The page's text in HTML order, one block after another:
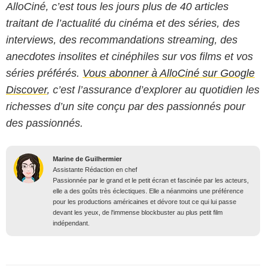
AlloCiné, c’est tous les jours plus de 40 articles
traitant de l’actualité du cinéma et des séries, des
interviews, des recommandations streaming, des
anecdotes insolites et cinéphiles sur vos films et vos
séries préférés. Vous abonner à AlloCiné sur Google
Discover, c’est l’assurance d’explorer au quotidien les
richesses d’un site conçu par des passionnés pour
des passionnés.
Marine de Guilhermier
Assistante Rédaction en chef
Passionnée par le grand et le petit écran et fascinée par les acteurs,
elle a des goûts très éclectiques. Elle a néanmoins une préférence
pour les productions américaines et dévore tout ce qui lui passe
devant les yeux, de l'immense blockbuster au plus petit film
indépendant.